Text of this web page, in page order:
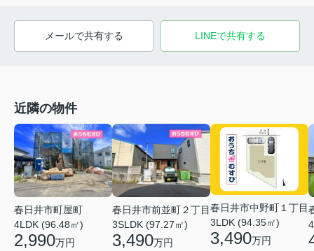
メールで共有する LINEで共有する
近隣の物件
春日井市町屋町
4LDK (96.48㎡)
2,990万円
春日井市前並町２丁目
3SLDK (97.27㎡)
3,490万円
春日井市中野町１丁目
3LDK (94.35㎡)
3,490万円